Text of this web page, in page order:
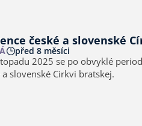
české a slovenské
před 8 měsíci
2025 se po obvyklé
slovenské Cirkvi bratskej.